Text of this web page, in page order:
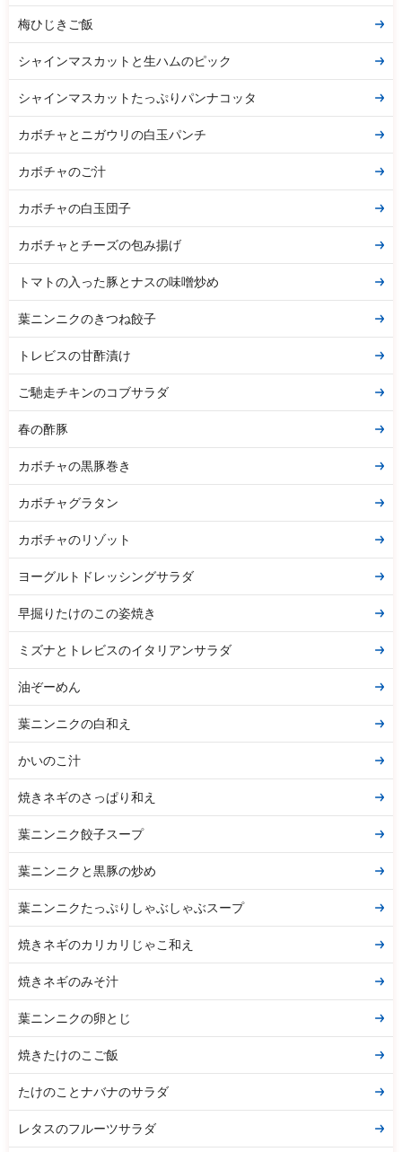
梅ひじきご飯
シャインマスカットと生ハムのピック
シャインマスカットたっぷりパンナコッタ
カボチャとニガウリの白玉パンチ
カボチャのご汁
カボチャの白玉団子
カボチャとチーズの包み揚げ
トマトの入った豚とナスの味噌炒め
葉ニンニクのきつね餃子
トレビスの甘酢漬け
ご馳走チキンのコブサラダ
春の酢豚
カボチャの黒豚巻き
カボチャグラタン
カボチャのリゾット
ヨーグルトドレッシングサラダ
早掘りたけのこの姿焼き
ミズナとトレビスのイタリアンサラダ
油ぞーめん
葉ニンニクの白和え
かいのこ汁
焼きネギのさっぱり和え
葉ニンニク餃子スープ
葉ニンニクと黒豚の炒め
葉ニンニクたっぷりしゃぶしゃぶスープ
焼きネギのカリカリじゃこ和え
焼きネギのみそ汁
葉ニンニクの卵とじ
焼きたけのこご飯
たけのことナバナのサラダ
レタスのフルーツサラダ